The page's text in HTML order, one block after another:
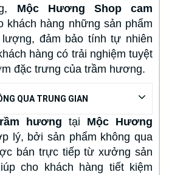
Mộc Hương Shop cam
khách hàng những sản phẩm
đảm bảo tính tự nhiên
hàng có trải nghiệm tuyệt
đặc trưng của trầm hương.
QUA TRUNG GIAN
hương tại Mộc Hương
lý, bởi sản phẩm không qua
bán trực tiếp từ xưởng sản
cho khách hàng tiết kiệm